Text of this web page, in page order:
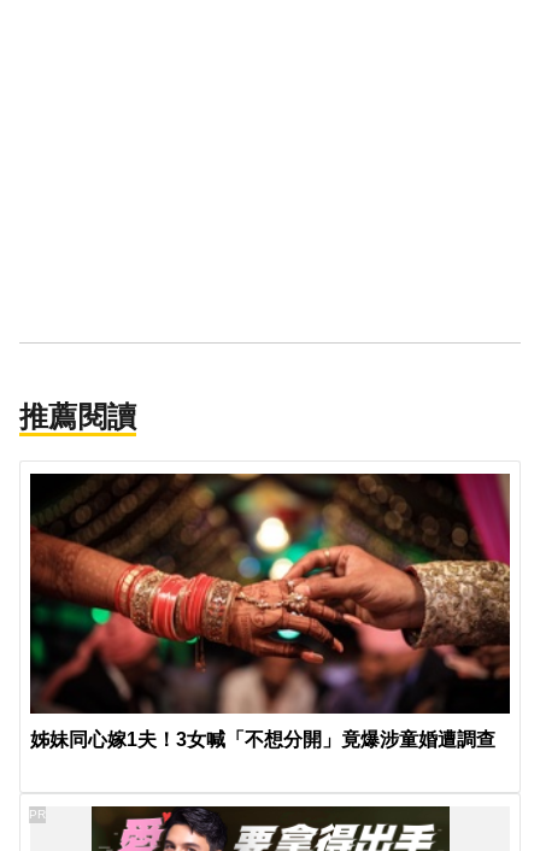
推薦閱讀
姊妹同心嫁1夫！3女喊「不想分開」竟爆涉童婚遭調查
PR